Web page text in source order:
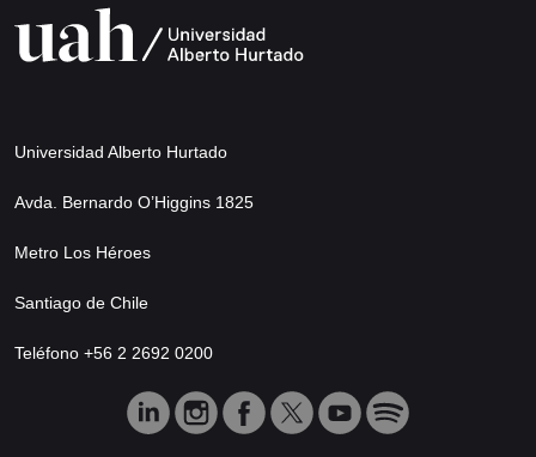
Universidad Alberto Hurtado
Avda. Bernardo O’Higgins 1825
Metro Los Héroes
Santiago de Chile
Teléfono +56 2 2692 0200